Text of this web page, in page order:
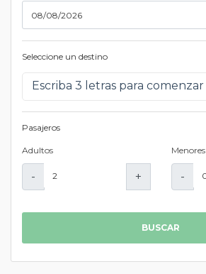
Seleccione un destino
Escriba 3 letras para comenzar
Pasajeros
Adultos
- +
Menores
-
BUSCAR